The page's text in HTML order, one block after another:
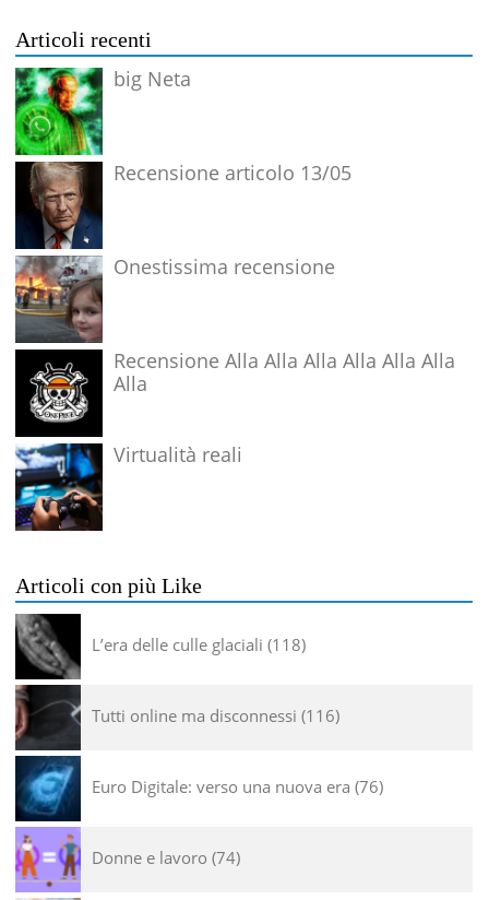
Articoli recenti
big Neta
Recensione articolo 13/05
Onestissima recensione
Recensione Alla Alla Alla Alla Alla Alla
Alla
Virtualità reali
Articoli con più Like
L’era delle culle glaciali 118
Tutti online ma disconnessi 116
Euro Digitale: verso una nuova era 76
Donne e lavoro 74